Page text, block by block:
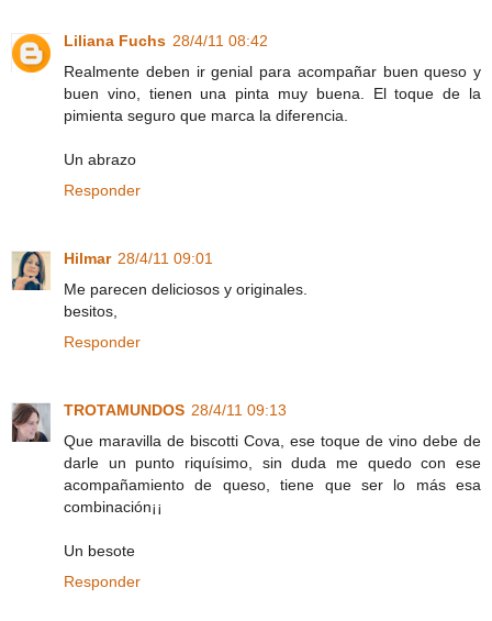
Liliana Fuchs 28/4/11 08:42
Realmente deben ir genial para acompañar buen queso y
buen vino, tienen una pinta muy buena. El toque de la
pimienta seguro que marca la diferencia.
Un abrazo
Responder
Hilmar 28/4/11 09:01
Me parecen deliciosos y originales.
besitos,
Responder
TROTAMUNDOS 28/4/11 09:13
Que maravilla de biscotti Cova, ese toque de vino debe de
darle un punto riquísimo, sin duda me quedo con ese
acompañamiento de queso, tiene que ser lo más esa
combinación¡¡
Un besote
Responder